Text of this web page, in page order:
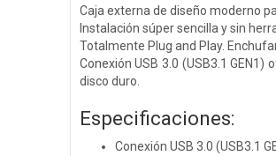
Caja externa de diseño moderno
Instalación súper sencilla y sin
Totalmente Plug and Play.
Conexión USB 3.0 (USB3.1
disco duro.
Especificaciones:
Conexión USB 3.0 (USB3.1